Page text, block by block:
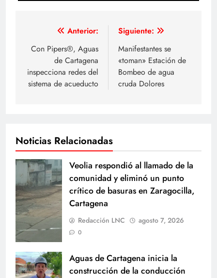
Navegación
de
entradas
Anterior:
Con Pipers®, Aguas
de Cartagena
inspecciona redes del
sistema de acueducto
Siguiente:
Manifestantes se
«toman» Estación de
Bombeo de agua
cruda Dolores
Noticias Relacionadas
Veolia respondió al llamado de la
comunidad y eliminó un punto
crítico de basuras en Zaragocilla,
Cartagena
Redacción LNC agosto 7, 2026
0
Aguas de Cartagena inicia la
construcción de la conducción